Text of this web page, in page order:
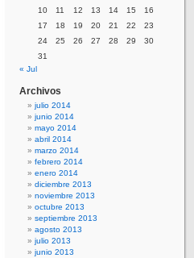
10
11 12 13 14 15
16
17
18 19 20 21 22
23
24
25 26 27 28 29
30
31
« Jul
Archivos
julio 2014
junio 2014
mayo 2014
abril 2014
marzo 2014
febrero 2014
enero 2014
diciembre 2013
noviembre 2013
octubre 2013
septiembre 2013
agosto 2013
julio 2013
junio 2013